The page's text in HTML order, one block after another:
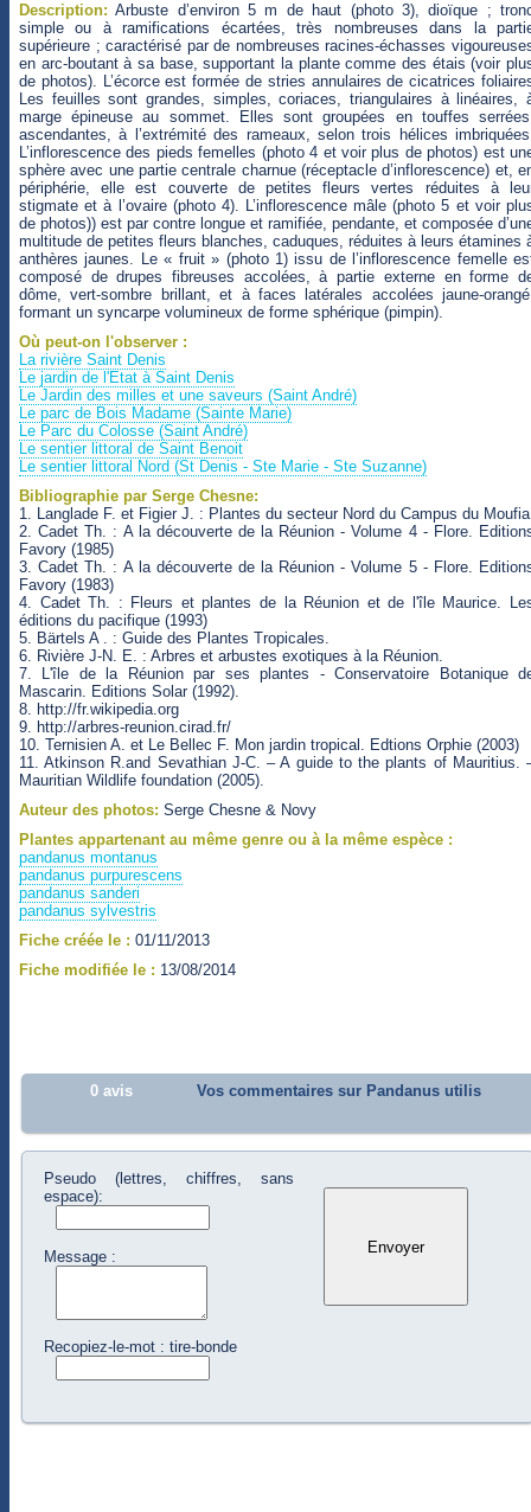
Description: Arbuste d’environ 5 m de haut (photo 3), dioïque ;
simple ou à ramifications écartées, très nombreuses dans la
supérieure ; caractérisé par de nombreuses racines-échasses
en arc-boutant à sa base, supportant la plante comme des étais (voir
de photos). L’écorce est formée de stries annulaires de cicatrices
Les feuilles sont grandes, simples, coriaces, triangulaires à linéaires,
marge épineuse au sommet. Elles sont groupées en touffes
ascendantes, à l’extrémité des rameaux, selon trois hélices
L’inflorescence des pieds femelles (photo 4 et voir plus de photos) est
sphère avec une partie centrale charnue (réceptacle d’inflorescence) et,
périphérie, elle est couverte de petites fleurs vertes réduites à
stigmate et à l’ovaire (photo 4). L’inflorescence mâle (photo 5 et voir
de photos)) est par contre longue et ramifiée, pendante, et composée
multitude de petites fleurs blanches, caduques, réduites à leurs étamines
anthères jaunes. Le « fruit » (photo 1) issu de l’inflorescence femelle
composé de drupes fibreuses accolées, à partie externe en forme
dôme, vert-sombre brillant, et à faces latérales accolées jaune-
formant un syncarpe volumineux de forme sphérique (pimpin).
Où peut-on l'observer :
La rivière Saint Denis
Le jardin de l'Etat à Saint Denis
Le Jardin des milles et une saveurs (Saint André)
Le parc de Bois Madame (Sainte Marie)
Le Parc du Colosse (Saint André)
Le sentier littoral de Saint Benoit
Le sentier littoral Nord (St Denis - Ste Marie - Ste Suzanne)
Bibliographie par Serge Chesne:
1. Langlade F. et Figier J. : Plantes du secteur Nord du Campus du
2. Cadet Th. : A la découverte de la Réunion - Volume 4 - Flore.
Favory (1985)
3. Cadet Th. : A la découverte de la Réunion - Volume 5 - Flore.
Favory (1983)
4. Cadet Th. : Fleurs et plantes de la Réunion et de l'île Maurice.
éditions du pacifique (1993)
5. Bärtels A . : Guide des Plantes Tropicales.
6. Rivière J-N. E. : Arbres et arbustes exotiques à la Réunion.
7. L'île de la Réunion par ses plantes - Conservatoire Botanique
Mascarin. Editions Solar (1992).
8. http://fr.wikipedia.org
9. http://arbres-reunion.cirad.fr/
10. Ternisien A. et Le Bellec F. Mon jardin tropical. Edtions Orphie (2003)
11. Atkinson R.and Sevathian J-C. – A guide to the plants of Mauritius.
Mauritian Wildlife foundation (2005).
Auteur des photos: Serge Chesne & Novy
Plantes appartenant au même genre ou à la même espèce :
pandanus montanus
pandanus purpurescens
pandanus sanderi
pandanus sylvestris
Fiche créée le : 01/11/2013
Fiche modifiée le : 13/08/2014
0 avis Vos commentaires sur Pandanus utilis
Pseudo (lettres, chiffres, sans
espace):
Message :
Recopiez-le-mot : tire-bonde